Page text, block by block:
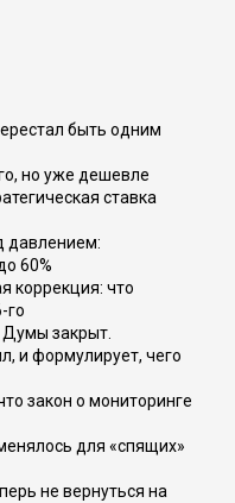
быть одним
но уже дешевле
ставка
давлением:
60%
коррекция: что
го
Думы закрыт.
и формулирует, чего
закон о мониторинге
для «спящих»
не вернуться на